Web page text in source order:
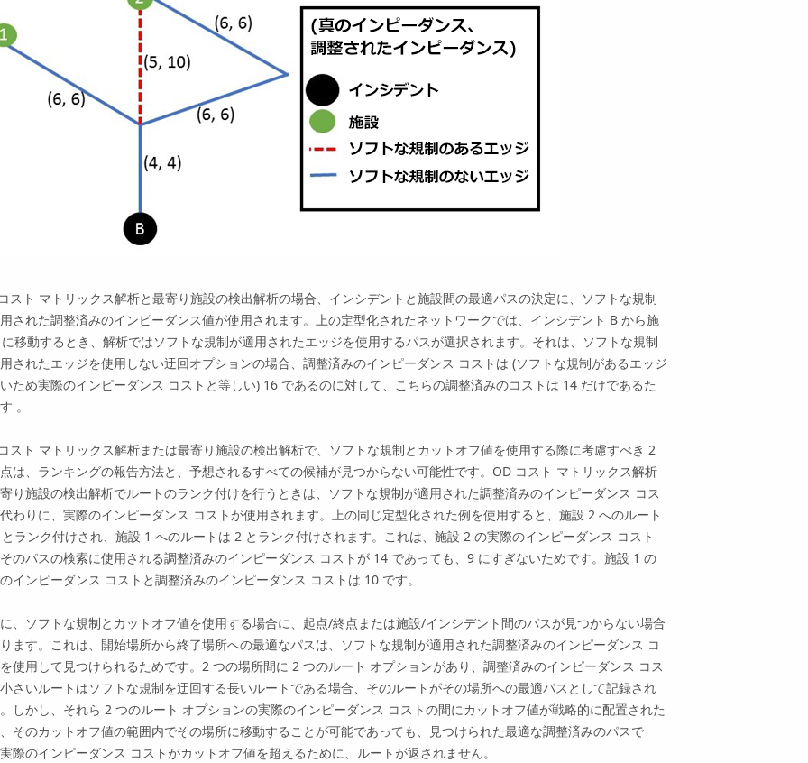
スト マトリックス解析と最寄り施設の検出解析の場合、インシデントと施設間の最適パスの決定に、ソフトな規制
された調整済みのインピーダンス値が使用されます。上の定型化されたネットワークでは、インシデント B から施
移動するとき、解析ではソフトな規制が適用されたエッジを使用するパスが選択されます。それは、ソフトな規制
されたエッジを使用しない迂回オプションの場合、調整済みのインピーダンス コストは (ソフトな規制があるエッジ
ため実際のインピーダンス コストと等しい) 16 であるのに対して、こちらの調整済みのコストは 14 だけであるた
。
スト マトリックス解析または最寄り施設の検出解析で、ソフトな規制とカットオフ値を使用する際に考慮すべき 2
は、ランキングの報告方法と、予想されるすべての候補が見つからない可能性です。OD コスト マトリックス解析
り施設の検出解析でルートのランク付けを行うときは、ソフトな規制が適用された調整済みのインピーダンス コス
代わりに、実際のインピーダンス コストが使用されます。上の同じ定型化された例を使用すると、施設 2 へのルート
ランク付けされ、施設 1 へのルートは 2 とランク付けされます。これは、施設 2 の実際のインピーダンス コスト
のパスの検索に使用される調整済みのインピーダンス コストが 14 であっても、9 にすぎないためです。施設 1 の
インピーダンス コストと調整済みのインピーダンス コストは 10 です。
、ソフトな規制とカットオフ値を使用する場合に、起点/終点または施設/インシデント間のパスが見つからない場合
ます。これは、開始場所から終了場所への最適なパスは、ソフトな規制が適用された調整済みのインピーダンス コ
使用して見つけられるためです。2 つの場所間に 2 つのルート オプションがあり、調整済みのインピーダンス コス
小さいルートはソフトな規制を迂回する長いルートである場合、そのルートがその場所への最適パスとして記録され
しかし、それら 2 つのルート オプションの実際のインピーダンス コストの間にカットオフ値が戦略的に配置された
そのカットオフ値の範囲内でその場所に移動することが可能であっても、見つけられた最適な調整済みのパスで
際のインピーダンス コストがカットオフ値を超えるために、ルートが返されません。